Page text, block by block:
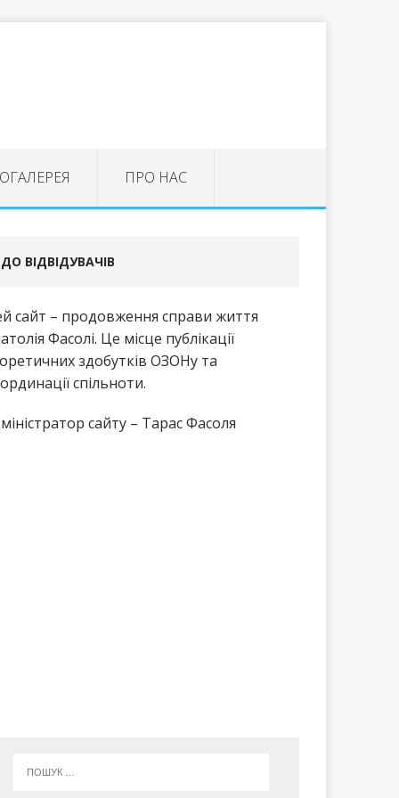
ПРО НАС
ДО ВІДВІДУВАЧІВ
сайт – продовження справи життя
Фасолі. Це місце публікації
здобутків ОЗОНу та
спільноти.
сайту – Тарас Фасоля